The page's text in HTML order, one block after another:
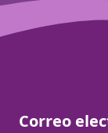
Correo